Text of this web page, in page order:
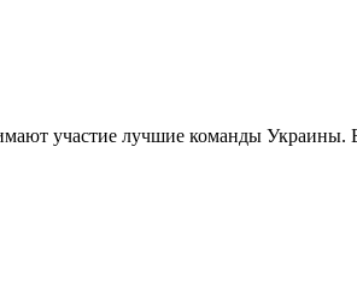
участие лучшие команды Украины.